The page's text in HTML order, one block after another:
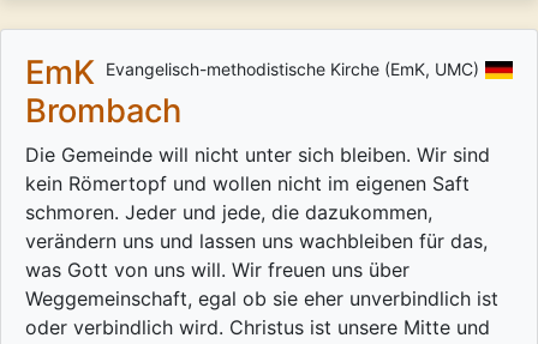
Evangelisch-methodistische Kirche (EmK, UMC)
EmK
Brombach
Die Gemeinde will nicht unter sich bleiben. Wir sind
kein Römertopf und wollen nicht im eigenen Saft
schmoren. Jeder und jede, die dazukommen,
verändern uns und lassen uns wachbleiben für das,
was Gott von uns will. Wir freuen uns über
Weggemeinschaft, egal ob sie eher unverbindlich ist
oder verbindlich wird. Christus ist unsere Mitte und